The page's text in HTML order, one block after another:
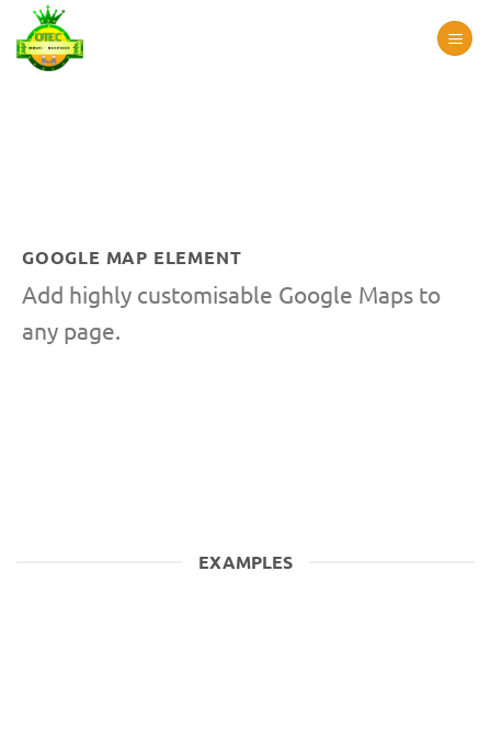
Passer
au
contenu
GOOGLE MAP ELEMENT
Add highly customisable Google Maps to
any page.
EXAMPLES